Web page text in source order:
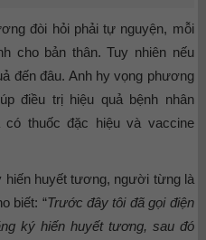
đòi hỏi phải tự nguyện, mỗi
cho bản thân. Tuy nhiên nếu
đến đâu. Anh hy vọng phương
điều trị hiệu quả bệnh nhân
có thuốc đặc hiệu và vaccine
hiến huyết tương, người từng là
biết: “Trước đây tôi đã gọi điện
ký hiến huyết tương, sau đó